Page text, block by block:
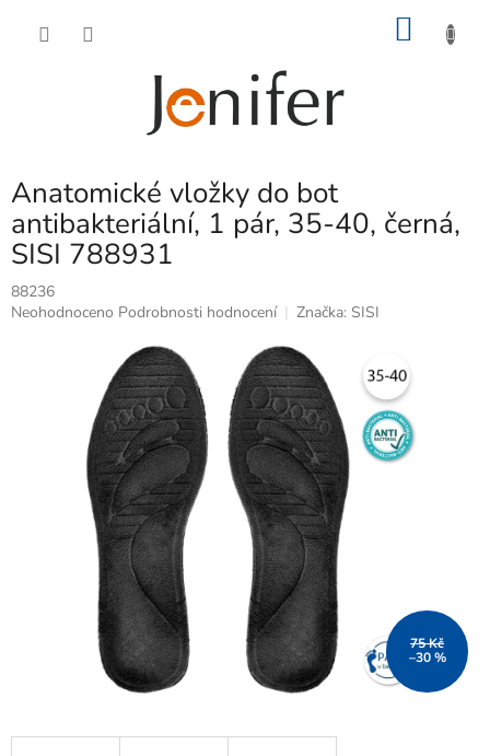
Anatomické vložky do bot
antibakteriální, 1 pár, 35-40, černá,
SISI 788931
88236
Průměrné
Neohodnoceno Podrobnosti hodnocení Značka: SISI
75 Kč
–30 %